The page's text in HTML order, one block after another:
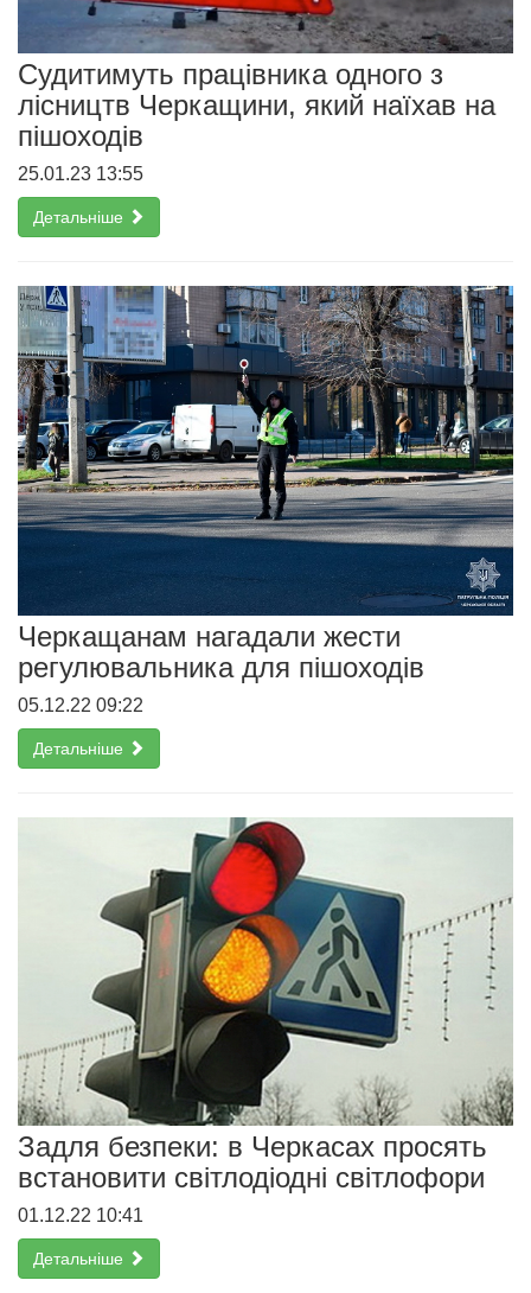
Судитимуть працівника одного з
лісництв Черкащини, який наїхав на
пішоходів
25.01.23 13:55
Детальніше
Черкащанам нагадали жести
регулювальника для пішоходів
05.12.22 09:22
Детальніше
Задля безпеки: в Черкасах просять
встановити світлодіодні світлофори
01.12.22 10:41
Детальніше